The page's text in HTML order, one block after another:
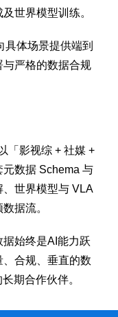
世界模型训练。
体场景提供端到
严格的数据合规
「影视综 + 社媒 +
数据 Schema 与
世界模型与 VLA
据流。
据始终是AI能力跃
合规、垂直的数
期合作伙伴。